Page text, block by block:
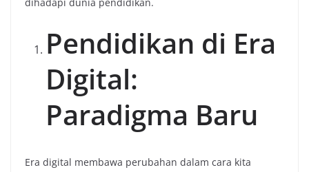
Pendidikan di Era
Digital:
Paradigma Baru
Era digital membawa perubahan dalam cara kita